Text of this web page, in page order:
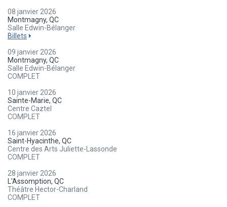
08 janvier 2026
Montmagny, QC
Salle Edwin-Bélanger
Billets
09 janvier 2026
Montmagny, QC
Salle Edwin-Bélanger
COMPLET
10 janvier 2026
Sainte-Marie, QC
Centre Caztel
COMPLET
16 janvier 2026
Saint-Hyacinthe, QC
Centre des Arts Juliette-Lassonde
COMPLET
28 janvier 2026
L'Assomption, QC
Théâtre Hector-Charland
COMPLET